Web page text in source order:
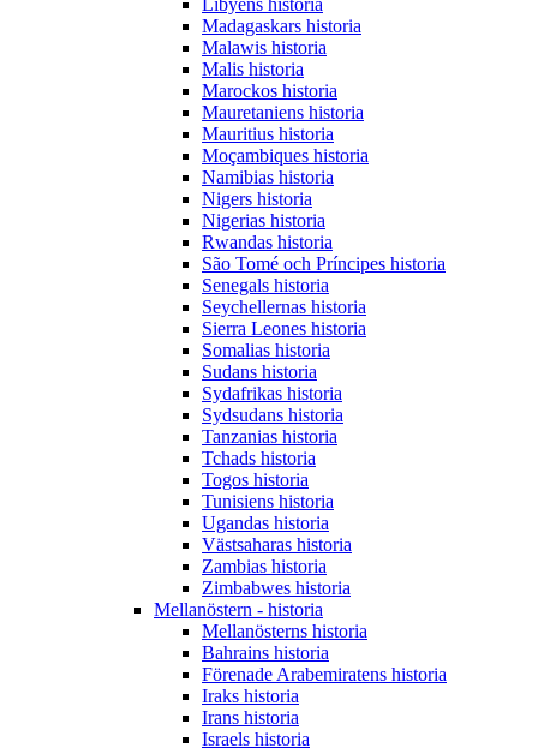
Madagaskars historia
Malawis historia
Malis historia
Marockos historia
Mauretaniens historia
Mauritius historia
Moçambiques historia
Namibias historia
Nigers historia
Nigerias historia
Rwandas historia
São Tomé och Príncipes historia
Senegals historia
Seychellernas historia
Sierra Leones historia
Somalias historia
Sudans historia
Sydafrikas historia
Sydsudans historia
Tanzanias historia
Tchads historia
Togos historia
Tunisiens historia
Ugandas historia
Västsaharas historia
Zambias historia
Zimbabwes historia
Mellanöstern - historia
Mellanösterns historia
Bahrains historia
Förenade Arabemiratens historia
Iraks historia
Irans historia
Israels historia